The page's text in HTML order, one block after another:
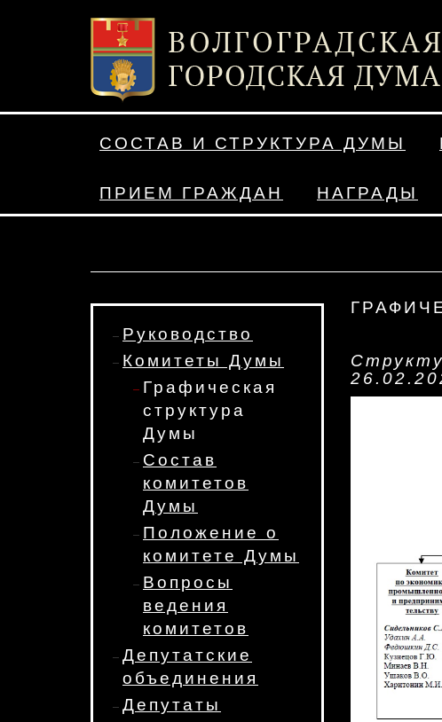
СОСТАВ И СТРУКТУРА ДУМЫ
ПРИЕМ ГРАЖДАН НАГРАДЫ
Руководство
Комитеты Думы
Графическая
структура
Думы
Состав
комитетов
Думы
Положение о
комитете Думы
Вопросы
ведения
комитетов
Депутатские
объединения
Депутаты